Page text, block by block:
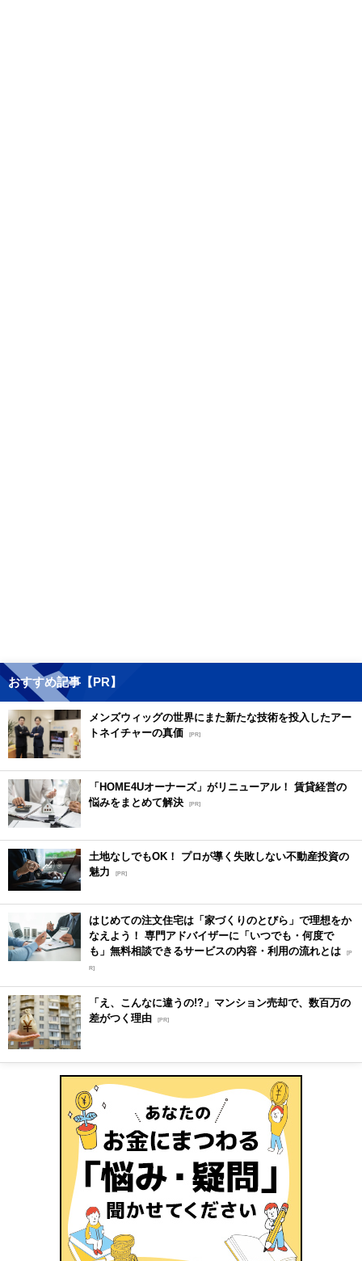
おすすめ記事【PR】
メンズウィッグの世界にまた新たな技術を投入したアー
トネイチャーの真価 [PR]
「HOME4Uオーナーズ」がリニューアル！ 賃貸経営の
悩みをまとめて解決 [PR]
土地なしでもOK！ プロが導く失敗しない不動産投資の
魅力
[PR]
はじめての注文住宅は「家づくりのとびら」で理想をか
なえよう！ 専門アドバイザーに「いつでも・何度で
も」無料相談できるサービスの内容・利用の流れとは [P
R]
「え、こんなに違うの!?」マンション売却で、数百万の
差がつく理由 [PR]